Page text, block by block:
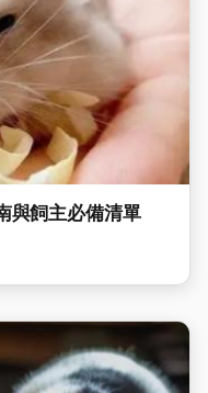
與飼主必備清單